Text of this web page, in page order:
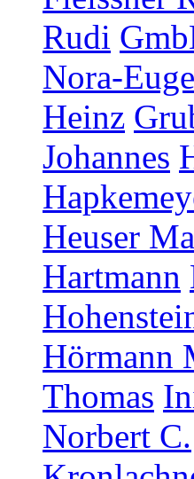
Rudi
Nora-
Heinz
Johannes
Heuser
Hartmann
Hörmann
Thomas
Norbert C.